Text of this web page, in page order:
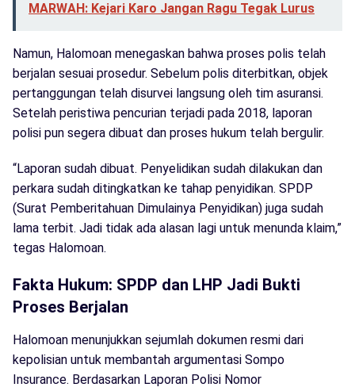
MARWAH: Kejari Karo Jangan Ragu Tegak Lurus
Namun, Halomoan menegaskan bahwa proses polis telah
berjalan sesuai prosedur. Sebelum polis diterbitkan, objek
pertanggungan telah disurvei langsung oleh tim asuransi.
Setelah peristiwa pencurian terjadi pada 2018, laporan
polisi pun segera dibuat dan proses hukum telah bergulir.
“Laporan sudah dibuat. Penyelidikan sudah dilakukan dan
perkara sudah ditingkatkan ke tahap penyidikan. SPDP
(Surat Pemberitahuan Dimulainya Penyidikan) juga sudah
lama terbit. Jadi tidak ada alasan lagi untuk menunda klaim,”
tegas Halomoan.
Fakta Hukum: SPDP dan LHP Jadi Bukti
Proses Berjalan
Halomoan menunjukkan sejumlah dokumen resmi dari
kepolisian untuk membantah argumentasi Sompo
Insurance. Berdasarkan Laporan Polisi Nomor